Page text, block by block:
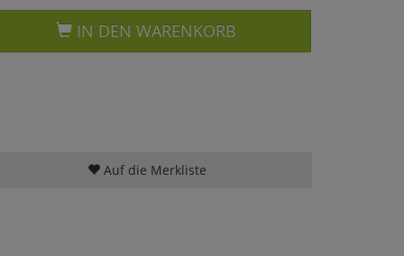
IN DEN WARENKORB
Auf die Merkliste